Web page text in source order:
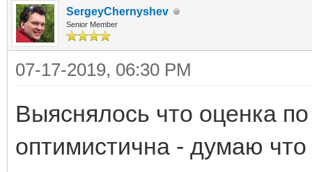
SergeyChernyshev
Senior Member
07-17-2019, 06:30 PM
Выяснялось что оценка
оптимистична - думаю